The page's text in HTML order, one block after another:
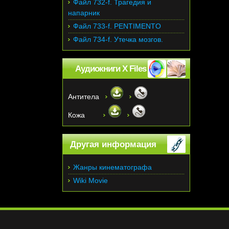
Файл 732-f. Трагедия и
напарник
Файл 733-f. PENTIMENTO
Файл 734-f. Утечка мозгов.
Аудиокниги X Files
Антитела
Кожа
Другая информация
Жанры кинематографа
Wiki Movie